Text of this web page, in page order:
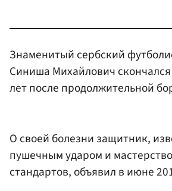
Знаменитый сербский
Синиша Михайлович скончался
лет после продолжительной
О своей болезни защитник,
пушечным ударом и
стандартов, объявил в июне